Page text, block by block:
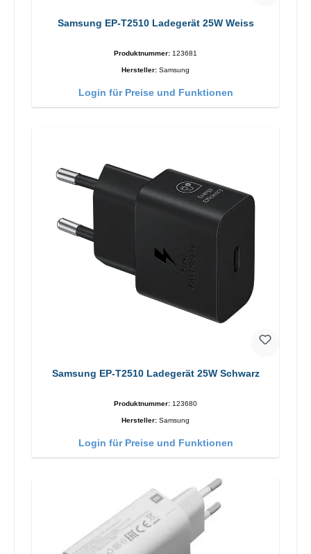
Samsung EP-T2510 Ladegerät 25W Weiss
Produktnummer: 123681
Hersteller: Samsung
Login für Preise und Funktionen
Samsung EP-T2510 Ladegerät 25W Schwarz
Produktnummer: 123680
Hersteller: Samsung
Login für Preise und Funktionen